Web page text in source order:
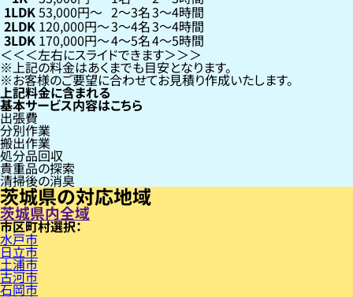
1LDK53,000円〜 2〜3名3〜4時間
2LDK 120,000円〜3〜4名3〜4時間
3LDK 170,000円〜4〜5名4〜5時間
左右にスライドできます
上記の料金はあくまでも目安となります。
お客様のご要望に合わせてお見積り作成いたします。
上記料金に含まれる
基本サービス内容はこちら
出張費
分別作業
搬出作業
処分品回収
貴重品の探索
清掃後の消臭
茨城県の対応地域
茨城県内全域
市区町村
水戸市
日立市
土浦市
古河市
石岡市